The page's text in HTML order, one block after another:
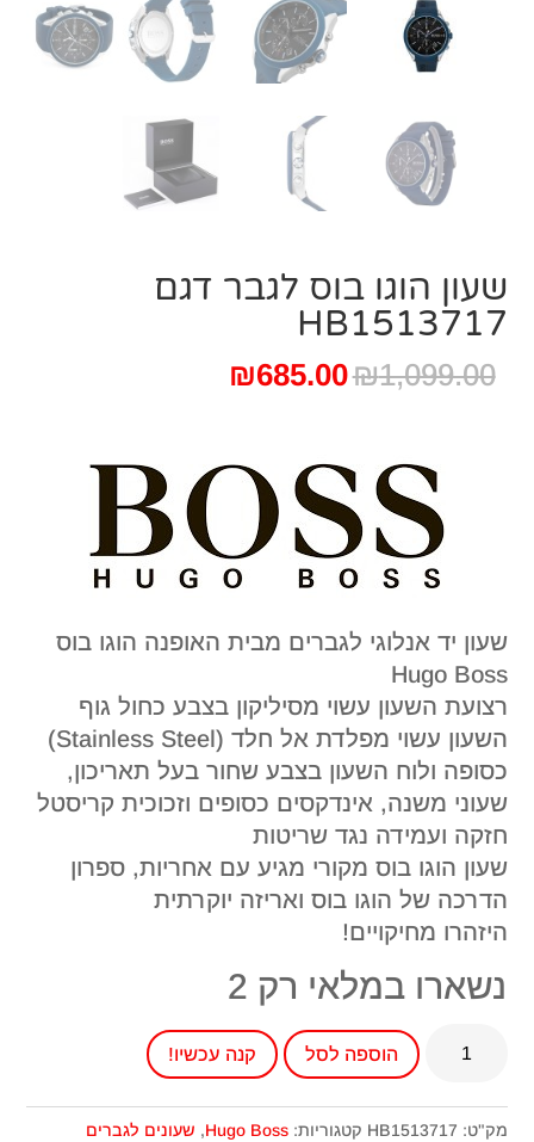
שעון הוגו בוס לגבר דגם
HB1513717
₪1,099.00
המחיר
₪1,099.00.
₪685.00
₪685.00.
שעון יד אנלוגי לגברים מבית האופנה הוגו בוס
Hugo Boss
רצועת השעון עשוי מסיליקון בצבע כחול גוף
השעון עשוי מפלדת אל חלד (Stainless Steel)
כסופה ולוח השעון בצבע שחור בעל תאריכון,
שעוני משנה, אינדקסים כסופים וזכוכית קריסטל
חזקה ועמידה נגד שריטות
שעון הוגו בוס מקורי מגיע עם אחריות, ספרון
הדרכה של הוגו בוס ואריזה יוקרתית
היזהרו מחיקויים!
נשארו במלאי רק 2
הוגו
הוספה לסל קנה עכשיו!
מק"ט: HB1513717 קטגוריות:Hugo Boss
, שעונים לגברים